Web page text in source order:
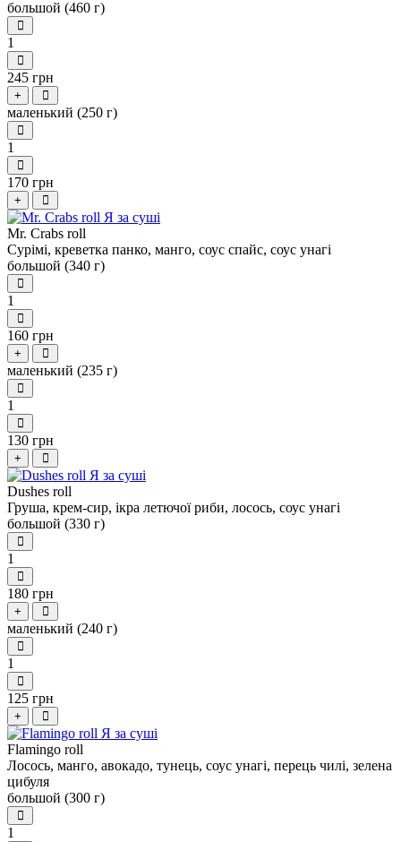
большой (460 г)
1
245 грн
+
маленький (250 г)
1
170 грн
+
Mr. Crabs roll
Сурімі, креветка панко, манго, соус спайс, соус унагі
большой (340 г)
1
160 грн
+
маленький (235 г)
1
130 грн
+
Dushes roll
Груша, крем-сир, ікра летючої риби, лосось, соус унагі
большой (330 г)
1
180 грн
+
маленький (240 г)
1
125 грн
+
Flamingo roll
Лосось, манго, авокадо, тунець, соус унагі, перець чилі, зелена
цибуля
большой (300 г)
1